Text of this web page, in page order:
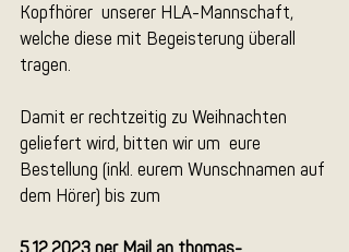
Kopfhörer  unserer HLA-Mannschaft,
welche diese mit Begeisterung überall
tragen.
Damit er rechtzeitig zu Weihnachten
geliefert wird, bitten wir um  eure
Bestellung (inkl. eurem Wunschnamen auf
dem Hörer) bis zum